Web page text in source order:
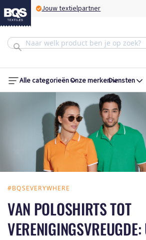
BQS Express service
Alle categorieënOnze merkenDiensten
#BQSEVERYWHERE
VAN POLOSHIRTS TOT